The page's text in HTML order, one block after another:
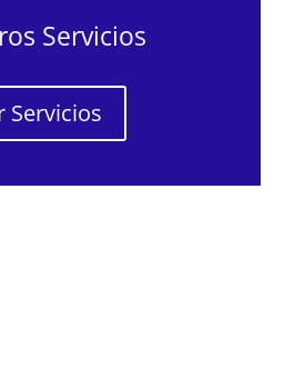
Servicios
Servicios